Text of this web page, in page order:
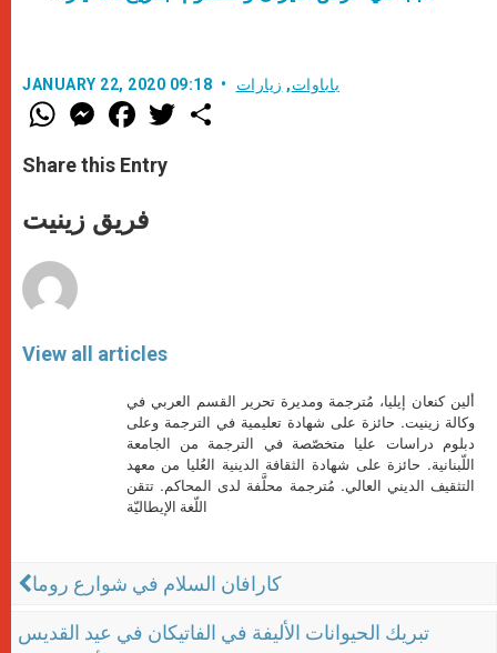
JANUARY 22, 2020 09:18 باباوات, زيارات
W
h
t
s
p
p
M
e
s
e
g
e
F
a
e
b
o
k
T
w
Share this Entry
فريق زينيت
View all articles
ألين كنعان إيليا، مُترجمة ومديرة تحرير القسم العربي في
وكالة زينيت. حائزة على شهادة تعليمية في الترجمة وعلى
دبلوم دراسات عليا متخصّصة في الترجمة من الجامعة
اللّبنانية. حائزة على شهادة الثقافة الدينية العُليا من معهد
التثقيف الديني العالي. مُترجمة محلَّفة لدى المحاكم. تتقن
اللّغة الإيطاليّة
كارافان السلام في شوارع روما
تبريك الحيوانات الأليفة في الفاتيكان في عيد القديس